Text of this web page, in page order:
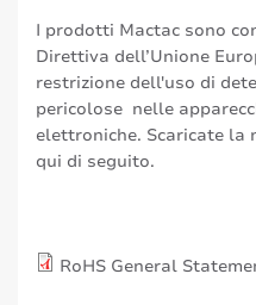
I prodotti Mactac sono
Direttiva dell’Unione
restrizione dell'uso di
pericolose nelle
elettroniche. Scaricate la
qui di seguito.
RoHS General